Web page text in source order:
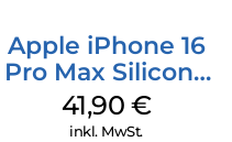
Apple iPhone 16
Pro Max Silicone
Case MagSafe
Ultramarine
41,90 €
inkl. MwSt.